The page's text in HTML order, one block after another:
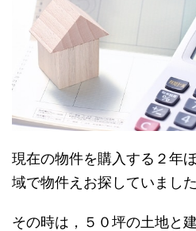
現在の物件を購入する２年
域で物件えお探していました
その時は，５０坪の土地と